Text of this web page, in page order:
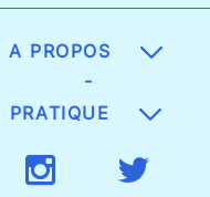
A PROPOS
-
PRATIQUE